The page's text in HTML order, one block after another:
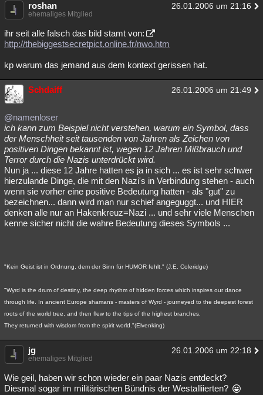
roshan 26.01.2006 um 21:16
ehemaliges Mitglied
ihr seit alle falsch das bild stamt von:
http://thebiggestsecretpict.online.fr/nwo.htm
kp warum das jemand aus dem kontext gerissen hat.
Schdaiff 26.01.2006 um 21:49
@namenloser
ich kann zum Beispiel nicht verstehen, warum ein Symbol, dass
der Menschheit seit tausenden von Jahren als Zeichen von
positiven Dingen bekannt ist, wegen 12 Jahren Mißbrauch und
Terror durch die Nazis unterdrückt wird.
Nun ja ... diese 12 Jahre hatten es ja in sich ... es ist sehr schwer
hierzulande Dinge, die mit den Nazi's in Verbindung stehen - auch
wenn sie vorher eine positive Bedeutung hatten - als "gut" zu
bezeichnen... dann wird man nur schief angeguggt... und HIER
denken alle nur an Hakenkreuz=Nazi ... und sehr viele Menschen
kenne sicher nicht die wahre Bedeutung dieses Symbols ...
"Kein Geist ist in Ordnung, dem der Sinn für HUMOR fehlt." (J.E. Coleridge)
"Wyrd is the drum of destiny, the deep rhythm of hidden forces which inspires our dance
through life. In ancient Europe shamans - masters of Wyrd - journeyed to the deepest forest
roots of the world tree, and then flew to the tips of the highest branches.
They returned with wisdom from the spirit world."(Elvenking)
jg 26.01.2006 um 22:18
ehemaliges Mitglied
Wie geil, haben wir schon wieder ein paar Nazis entdeckt?
Diesmal sogar im militärischen Bündnis der Westalliierten?